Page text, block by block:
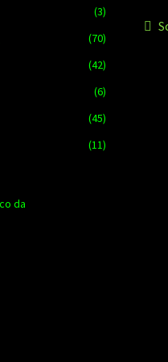
(3)
(70)
(42)
(6)
(45)
(11)